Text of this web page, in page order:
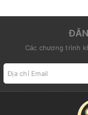
Các chương trình